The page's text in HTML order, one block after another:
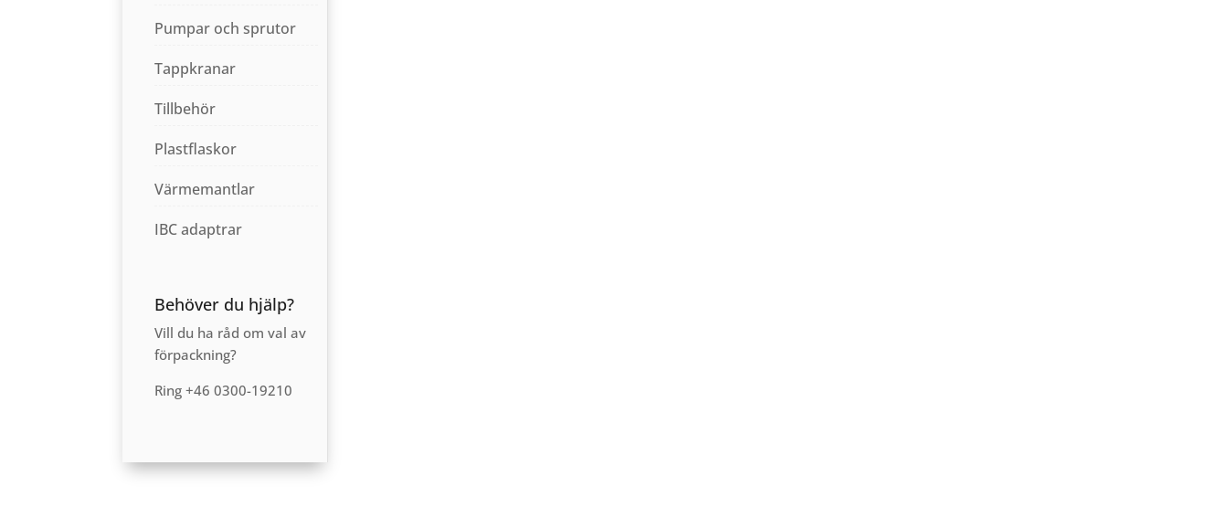
Pumpar och sprutor
Tappkranar
Tillbehör
Plastflaskor
Värmemantlar
IBC adaptrar
Behöver du hjälp?
Vill du ha råd om val av
förpackning?
Ring +46 0300-19210